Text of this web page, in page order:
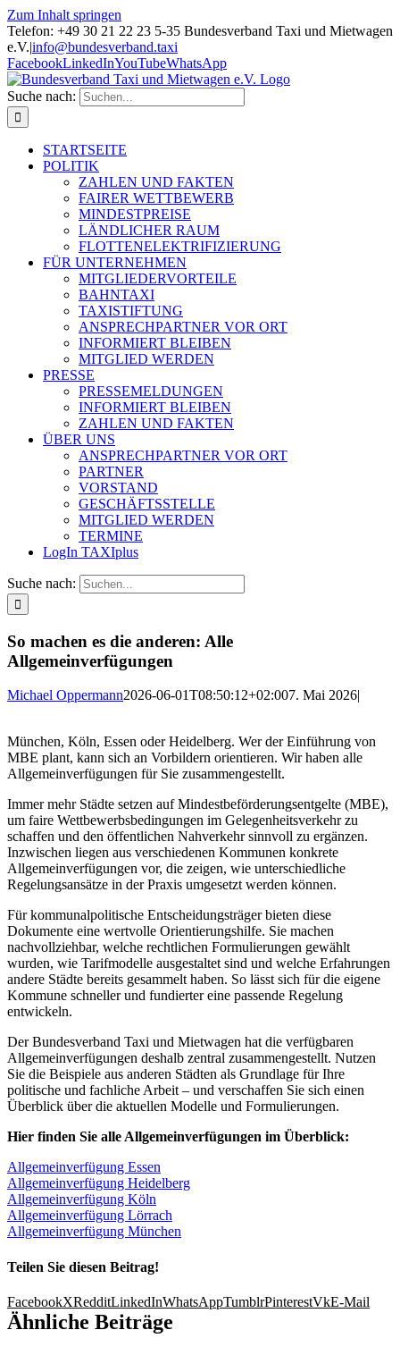
Zum Inhalt springen
Telefon: +49 30 21 22 23 5-35 Bundesverband Taxi und Mietwagen
e.V.|info@bundesverband.taxi
FacebookLinkedInYouTubeWhatsApp
Suche nach:
STARTSEITE
POLITIK
ZAHLEN UND FAKTEN
FAIRER WETTBEWERB
MINDESTPREISE
LÄNDLICHER RAUM
FLOTTENELEKTRIFIZIERUNG
FÜR UNTERNEHMEN
MITGLIEDERVORTEILE
BAHNTAXI
TAXISTIFTUNG
ANSPRECHPARTNER VOR ORT
INFORMIERT BLEIBEN
MITGLIED WERDEN
PRESSE
PRESSEMELDUNGEN
INFORMIERT BLEIBEN
ZAHLEN UND FAKTEN
ÜBER UNS
ANSPRECHPARTNER VOR ORT
PARTNER
VORSTAND
GESCHÄFTSSTELLE
MITGLIED WERDEN
TERMINE
LogIn TAXIplus
Suche nach:
So machen es die anderen: Alle
Allgemeinverfügungen
Michael Oppermann2026-06-01T08:50:12+02:007. Mai 2026|
München, Köln, Essen oder Heidelberg. Wer der Einführung von
MBE plant, kann sich an Vorbildern orientieren. Wir haben alle
Allgemeinverfügungen für Sie zusammengestellt.
Immer mehr Städte setzen auf Mindestbeförderungsentgelte (MBE),
um faire Wettbewerbsbedingungen im Gelegenheitsverkehr zu
schaffen und den öffentlichen Nahverkehr sinnvoll zu ergänzen.
Inzwischen liegen aus verschiedenen Kommunen konkrete
Allgemeinverfügungen vor, die zeigen, wie unterschiedliche
Regelungsansätze in der Praxis umgesetzt werden können.
Für kommunalpolitische Entscheidungsträger bieten diese
Dokumente eine wertvolle Orientierungshilfe. Sie machen
nachvollziehbar, welche rechtlichen Formulierungen gewählt
wurden, wie Tarifmodelle ausgestaltet sind und welche Erfahrungen
andere Städte bereits gesammelt haben. So lässt sich für die eigene
Kommune schneller und fundierter eine passende Regelung
entwickeln.
Der Bundesverband Taxi und Mietwagen hat die verfügbaren
Allgemeinverfügungen deshalb zentral zusammengestellt. Nutzen
Sie die Beispiele aus anderen Städten als Grundlage für Ihre
politische und fachliche Arbeit – und verschaffen Sie sich einen
Überblick über die aktuellen Modelle und Formulierungen.
Hier finden Sie alle Allgemeinverfügungen im Überblick:
Allgemeinverfügung Essen
Allgemeinverfügung Heidelberg
Allgemeinverfügung Köln
Allgemeinverfügung Lörrach
Allgemeinverfügung München
Teilen Sie diesen Beitrag!
FacebookXRedditLinkedInWhatsAppTumblrPinterestVkE-Mail
Ähnliche Beiträge